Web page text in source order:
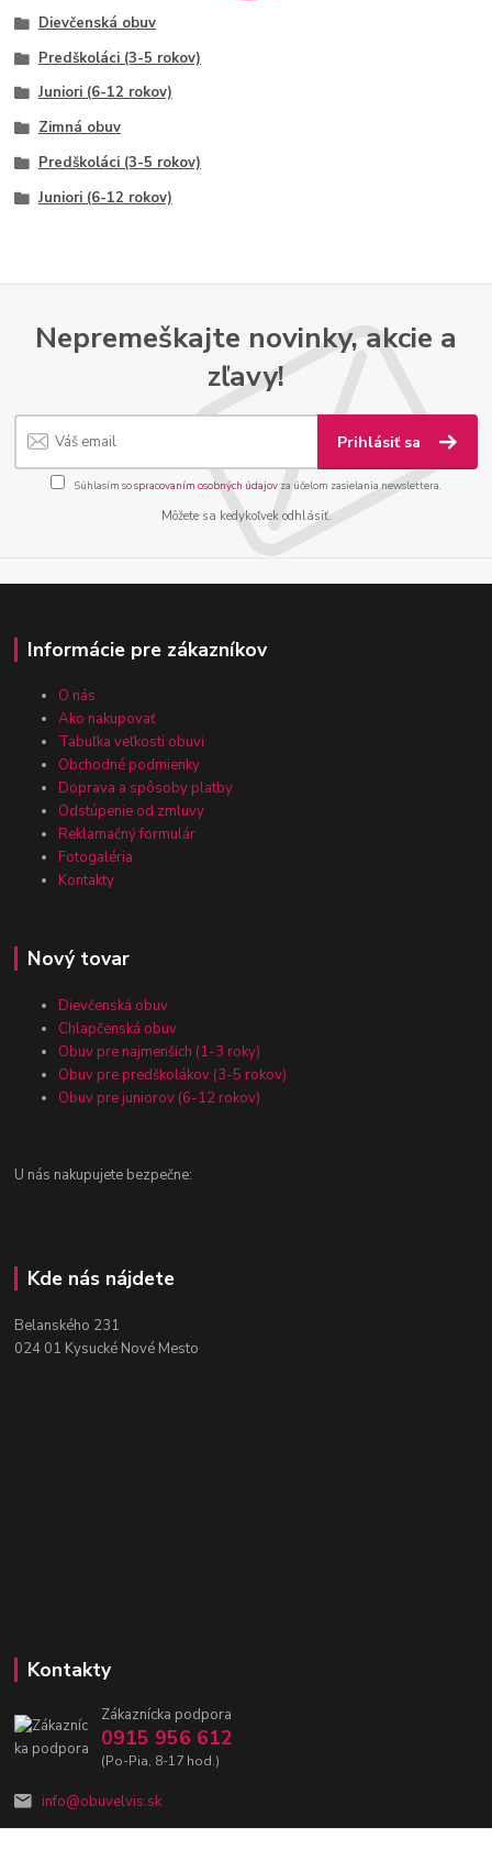
Dievčenská obuv
Predškoláci (3-5 rokov)
Juniori (6-12 rokov)
Zimná obuv
Predškoláci (3-5 rokov)
Juniori (6-12 rokov)
Nepremeškajte novinky, akcie a
zľavy!
Prihlásiť sa
Súhlasím sospracovaním osobných údajov za účelom zasielania newslettera.
Môžete sa kedykoľvek odhlásiť.
Informácie pre zákazníkov
O nás
Ako nakupovať
Tabuľka veľkosti obuvi
Obchodné podmienky
Doprava a spôsoby platby
Odstúpenie od zmluvy
Reklamačný formulár
Fotogaléria
Kontakty
Nový tovar
Dievčenská obuv
Chlapčenská obuv
Obuv pre najmenších (1-3 roky)
Obuv pre predškolákov (3-5 rokov)
Obuv pre juniorov (6-12 rokov)
U nás nakupujete bezpečne:
Kde nás nájdete
Belanského 231
024 01 Kysucké Nové Mesto
Kontakty
Zákaznícka podpora
0915 956 612
(Po-Pia, 8-17 hod.)
info@obuvelvis.sk